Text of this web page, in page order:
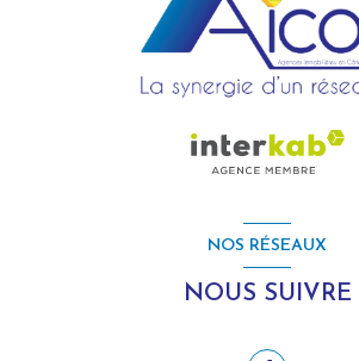
NOS RÉSEAUX
NOUS SUIVRE